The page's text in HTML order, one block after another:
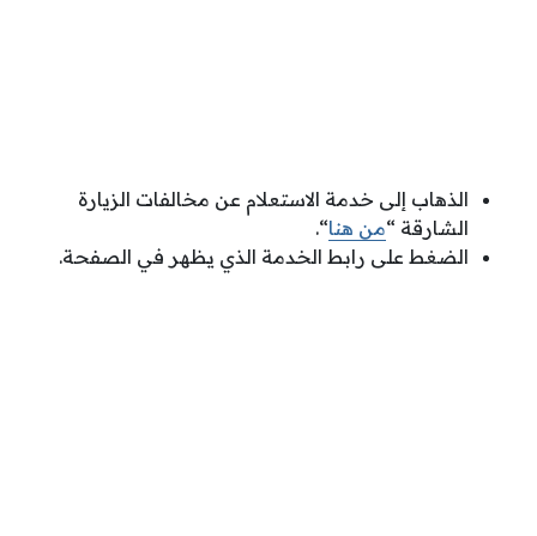
الذهاب إلى خدمة الاستعلام عن مخالفات الزيارة
الشارقة “من هنا“.
الضغط على رابط الخدمة الذي يظهر في الصفحة.